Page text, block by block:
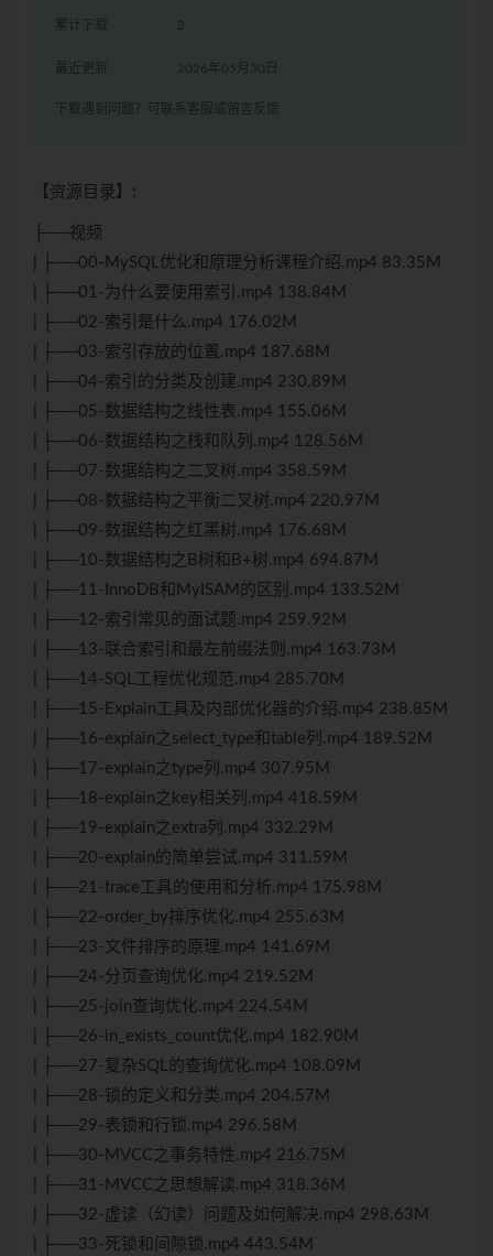
累计下载 2
最近更新 2026年05月30日
下载遇到问题？可联系客服或留言反馈
【资源目录】:
├──视频
| ├──00-MySQL优化和原理分析课程介绍.mp4 83.35M
| ├──01-为什么要使用索引.mp4 138.84M
| ├──02-索引是什么.mp4 176.02M
| ├──03-索引存放的位置.mp4 187.68M
| ├──04-索引的分类及创建.mp4 230.89M
| ├──05-数据结构之线性表.mp4 155.06M
| ├──06-数据结构之栈和队列.mp4 128.56M
| ├──07-数据结构之二叉树.mp4 358.59M
| ├──08-数据结构之平衡二叉树.mp4 220.97M
| ├──09-数据结构之红黑树.mp4 176.68M
| ├──10-数据结构之B树和B+树.mp4 694.87M
| ├──11-InnoDB和MyISAM的区别.mp4 133.52M
| ├──12-索引常见的面试题.mp4 259.92M
| ├──13-联合索引和最左前缀法则.mp4 163.73M
| ├──14-SQL工程优化规范.mp4 285.70M
| ├──15-Explain工具及内部优化器的介绍.mp4 238.85M
| ├──16-explain之select_type和table列.mp4 189.52M
| ├──17-explain之type列.mp4 307.95M
| ├──18-explain之key相关列.mp4 418.59M
| ├──19-explain之extra列.mp4 332.29M
| ├──20-explain的简单尝试.mp4 311.59M
| ├──21-trace工具的使用和分析.mp4 175.98M
| ├──22-order_by排序优化.mp4 255.63M
| ├──23-文件排序的原理.mp4 141.69M
| ├──24-分页查询优化.mp4 219.52M
| ├──25-join查询优化.mp4 224.54M
| ├──26-in_exists_count优化.mp4 182.90M
| ├──27-复杂SQL的查询优化.mp4 108.09M
| ├──28-锁的定义和分类.mp4 204.57M
| ├──29-表锁和行锁.mp4 296.58M
| ├──30-MVCC之事务特性.mp4 216.75M
| ├──31-MVCC之思想解读.mp4 318.36M
| ├──32-虚读（幻读）问题及如何解决.mp4 298.63M
| ├──33-死锁和间隙锁.mp4 443.54M